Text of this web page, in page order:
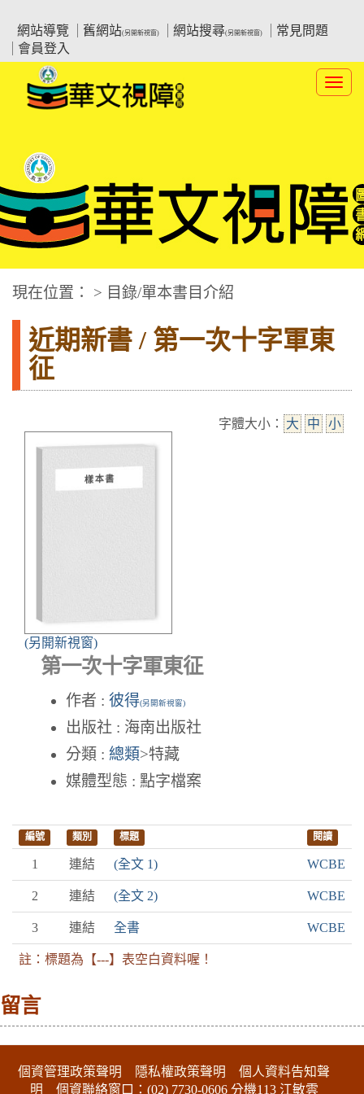
要
網站導覽
舊網站(另開新視窗) 網站搜尋(另開新視窗)
常見問題
會員登入
:::中央區塊
華文視障電子圖書網
現在位置： > 目錄/單本書目介紹
近期新書 / 第一次十字軍東
征
字體大小： 大 中 小
(另開新視窗)
第一次十字軍東征
作者 : 彼得(另開新視窗)
出版社 : 海南出版社
分類 : 總類>特藏
媒體型態 : 點字檔案
編號 類別 標題 閱讀
1 連結 (全文 1) WCBE
2 連結 (全文 2) WCBE
3 連結 全書 WCBE
註：標題為【---】表空白資料喔！
留言
個資管理政策聲明 隱私權政策聲明
個人資料告知聲
明 個資聯絡窗口：(02) 7730-0606 分機113 江敏雲